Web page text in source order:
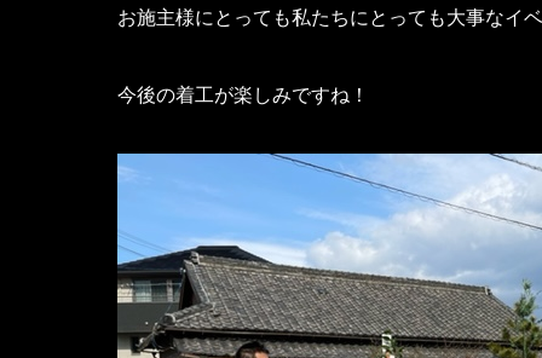
お施主様にとっても私たちにとっても大事なイ
今後の着工が楽しみですね！